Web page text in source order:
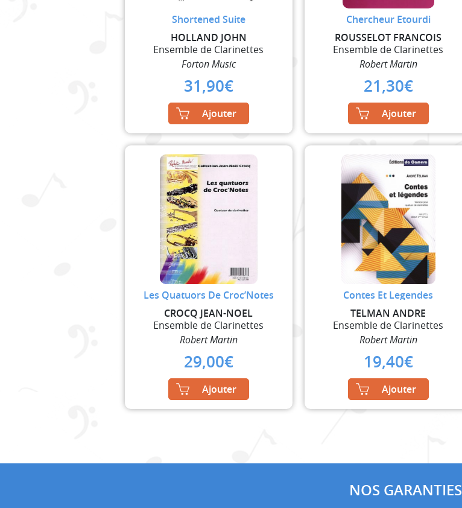
Shortened Suite
HOLLAND JOHN
Ensemble de Clarinettes
Forton Music
31,90€
Ajouter
Chercheur Etourdi
ROUSSELOT FRANCOIS
Ensemble de Clarinettes
Robert Martin
21,30€
Ajouter
Les Quatuors De Croc’Notes
CROCQ JEAN-NOEL
Ensemble de Clarinettes
Robert Martin
29,00€
Ajouter
Contes Et Legendes
TELMAN ANDRE
Ensemble de Clarinettes
Robert Martin
19,40€
Ajouter
NOS GARANTIES